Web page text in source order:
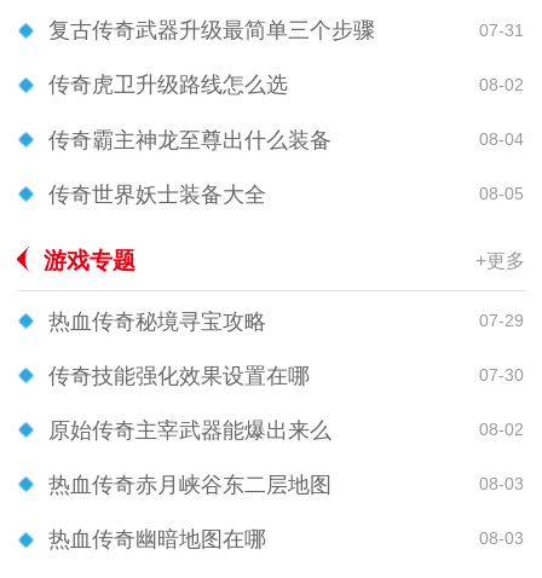
复古传奇武器升级最简单三个步骤 07-31
传奇虎卫升级路线怎么选 08-02
传奇霸主神龙至尊出什么装备 08-04
传奇世界妖士装备大全 08-05
游戏专题 +更多
热血传奇秘境寻宝攻略 07-29
传奇技能强化效果设置在哪 07-30
原始传奇主宰武器能爆出来么 08-02
热血传奇赤月峡谷东二层地图 08-03
热血传奇幽暗地图在哪 08-03